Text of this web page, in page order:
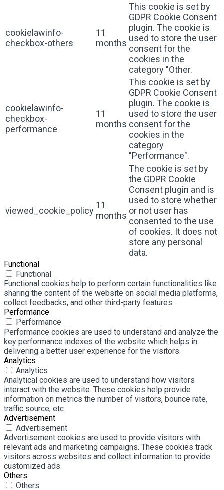
cookielawinfo-
checkbox-others
11
months
This cookie is set by
GDPR Cookie Consent
plugin. The cookie is
used to store the user
consent for the
cookies in the
category "Other.
cookielawinfo-
checkbox-
performance
11
months
This cookie is set by
GDPR Cookie Consent
plugin. The cookie is
used to store the user
consent for the
cookies in the
category
"Performance".
viewed_cookie_policy
11
months
The cookie is set by
the GDPR Cookie
Consent plugin and is
used to store whether
or not user has
consented to the use
of cookies. It does not
store any personal
data.
Functional
Functional
Functional cookies help to perform certain functionalities like
sharing the content of the website on social media platforms,
collect feedbacks, and other third-party features.
Performance
Performance
Performance cookies are used to understand and analyze the
key performance indexes of the website which helps in
delivering a better user experience for the visitors.
Analytics
Analytics
Analytical cookies are used to understand how visitors
interact with the website. These cookies help provide
information on metrics the number of visitors, bounce rate,
traffic source, etc.
Advertisement
Advertisement
Advertisement cookies are used to provide visitors with
relevant ads and marketing campaigns. These cookies track
visitors across websites and collect information to provide
customized ads.
Others
Others